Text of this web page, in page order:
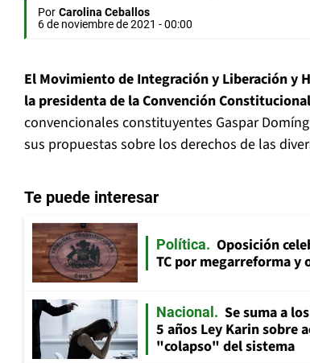
Por Carolina Ceballos
6 de noviembre de 2021 - 00:00
El Movimiento de Integración y Liberación y
la presidenta de la Convención
convencionales constituyentes Gaspar
sus propuestas sobre los derechos de las
Te puede interesar
Política
Oposición
TC por megarreforma
Nacional
Se suma a
5 años Ley Karin sobre
"colapso" del sistema